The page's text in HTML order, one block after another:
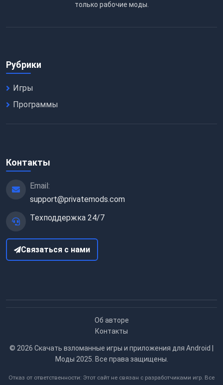
только рабочие моды.
Рубрики
Игры
Программы
Контакты
Email:
support@privatemods.com
Техподдержка 24/7
Связаться с нами
Об авторе
Контакты
© 2026 Скачать взломанные игры и приложения для Android |
Моды 2025. Все права защищены.
Отказ от ответственности: Этот сайт не связан с разработчиками игр. Все